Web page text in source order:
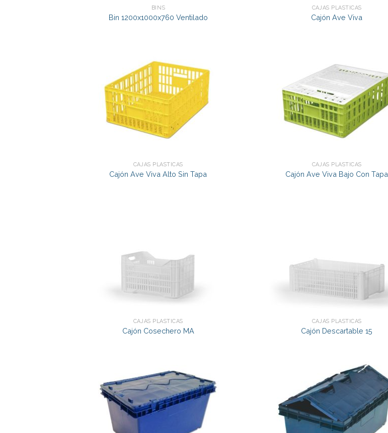
BINS
Bin 1200x1000x760 Ventilado
CAJAS PLÁSTICAS
Cajón Ave Viva
CAJAS PLÁSTICAS
Cajón Ave Viva Alto Sin Tapa
CAJAS PLÁSTICAS
Cajón Ave Viva Bajo Con Tapa
CAJAS PLÁSTICAS
Cajón Cosechero MA
CAJAS PLÁSTICAS
Cajón Descartable 15